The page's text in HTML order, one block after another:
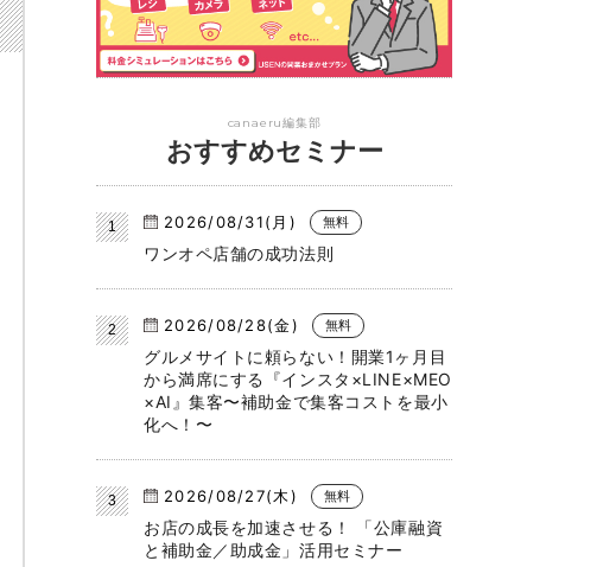
canaeru編集部
おすすめセミナー
2026/08/31(月) 無料
ワンオペ店舗の成功法則
2026/08/28(金) 無料
グルメサイトに頼らない！開業1ヶ月目
から満席にする『インスタ×LINE×MEO
×AI』集客〜補助金で集客コストを最小
化へ！〜
2026/08/27(木) 無料
お店の成長を加速させる！ 「公庫融資
と補助金／助成金」活用セミナー